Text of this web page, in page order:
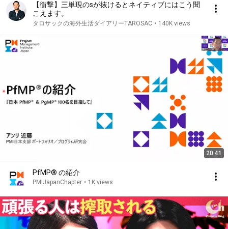
【衝撃】三単現のsが抜けるとネイティブにはこう聞
こえます。
タロサックの海外生活ダイアリーTAROSAC • 140K views
20:41
PfMP® の紹介
PMIJapanChapter • 1K views